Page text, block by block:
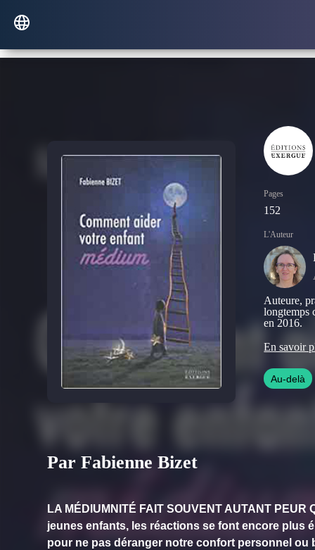
Pages
152
L'Auteur
Auteure,
longtemps
en 2016.
repose
pratiques
les rêves
En savoir
Au-delà
Par Fabienne Bizet
LA MÉDIUMNITÉ FAIT SOUVENT AUTANT
jeunes enfants, les réactions se font encore plus
pour ne pas déranger notre confort personnel